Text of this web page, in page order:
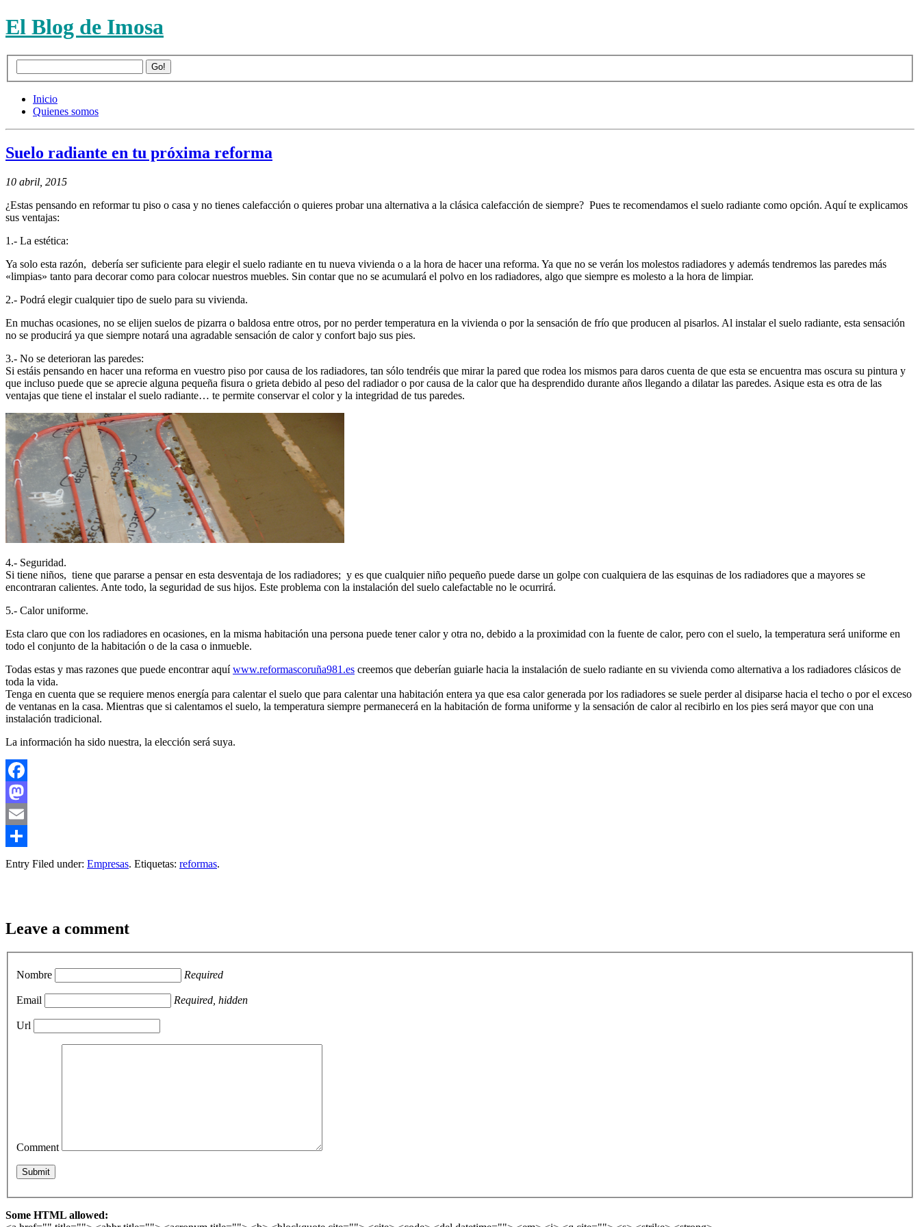
El Blog de Imosa
Inicio
Quienes somos
Suelo radiante en tu próxima reforma
10 abril, 2015
¿Estas pensando en reformar tu piso o casa y no tienes calefacción o quieres probar una alternativa a la clásica calefacción de siempre? Pues te recomendamos el suelo radiante como opción. Aquí te explicamos
sus ventajas:
1.- La estética:
Ya solo esta razón, debería ser suficiente para elegir el suelo radiante en tu nueva vivienda o a la hora de hacer una reforma. Ya que no se verán los molestos radiadores y además tendremos las paredes más
«limpias» tanto para decorar como para colocar nuestros muebles. Sin contar que no se acumulará el polvo en los radiadores, algo que siempre es molesto a la hora de limpiar.
2.- Podrá elegir cualquier tipo de suelo para su vivienda.
En muchas ocasiones, no se elijen suelos de pizarra o baldosa entre otros, por no perder temperatura en la vivienda o por la sensación de frío que producen al pisarlos. Al instalar el suelo radiante, esta sensación
no se producirá ya que siempre notará una agradable sensación de calor y confort bajo sus pies.
3.- No se deterioran las paredes:
Si estáis pensando en hacer una reforma en vuestro piso por causa de los radiadores, tan sólo tendréis que mirar la pared que rodea los mismos para daros cuenta de que esta se encuentra mas oscura su pintura y
que incluso puede que se aprecie alguna pequeña fisura o grieta debido al peso del radiador o por causa de la calor que ha desprendido durante años llegando a dilatar las paredes. Asique esta es otra de las
ventajas que tiene el instalar el suelo radiante… te permite conservar el color y la integridad de tus paredes.
4.- Seguridad.
Si tiene niños, tiene que pararse a pensar en esta desventaja de los radiadores; y es que cualquier niño pequeño puede darse un golpe con cualquiera de las esquinas de los radiadores que a mayores se
encontraran calientes. Ante todo, la seguridad de sus hijos. Este problema con la instalación del suelo calefactable no le ocurrirá.
5.- Calor uniforme.
Esta claro que con los radiadores en ocasiones, en la misma habitación una persona puede tener calor y otra no, debido a la proximidad con la fuente de calor, pero con el suelo, la temperatura será uniforme en
todo el conjunto de la habitación o de la casa o inmueble.
Todas estas y mas razones que puede encontrar aquíwww.reformascoruña981.es creemos que deberían guiarle hacia la instalación de suelo radiante en su vivienda como alternativa a los radiadores clásicos de
toda la vida.
Tenga en cuenta que se requiere menos energía para calentar el suelo que para calentar una habitación entera ya que esa calor generada por los radiadores se suele perder al disiparse hacia el techo o por el exceso
de ventanas en la casa. Mientras que si calentamos el suelo, la temperatura siempre permanecerá en la habitación de forma uniforme y la sensación de calor al recibirlo en los pies será mayor que con una
instalación tradicional.
La información ha sido nuestra, la elección será suya.
Facebook
Mastodon
Email
Compartir
Entry Filed under: Empresas. Etiquetas: reformas.
Leave a comment
Nombre Required
Email Required, hidden
Url
Comment
Some HTML allowed: